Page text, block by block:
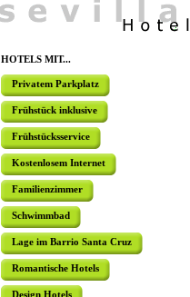
HOTELS MIT...
Privatem Parkplatz
Frühstück inklusive
Frühstücksservice
Kostenlosem Internet
Familienzimmer
Schwimmbad
Lage im Barrio Santa Cruz
Romantische Hotels
Design Hotels